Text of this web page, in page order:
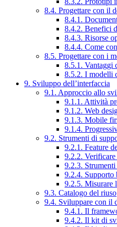
8.4. Progettare con il
8.4.1.
8.4.2. Benefici
8.4.3. Risorse
8.4.4. Come
8.5. Progettare con i
8.5.1. Vantaggi
8.5.2. I modelli
9. Sviluppo dell’interfaccia
9.1. Approccio allo
9.1.1. Attività
9.1.2. Web
9.1.3. Mobile
9.1.4.
9.2. Strumenti di
9.2.1. Feature
9.2.2.
9.2.3. Strumenti
9.2.4. Supporto
9.2.5. Misurare
9.3. Catalogo del riuso
9.4. Sviluppare con il
9.4.1. Il
9.4.2. Il kit di